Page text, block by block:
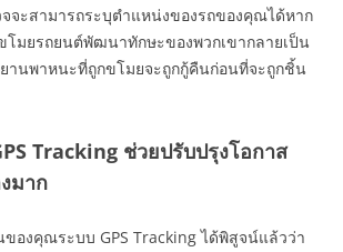
จะสามารถระบุตำแหน่งของรถของคุณได้หาก
มยรถยนต์พัฒนาทักษะของพวกเขากลายเป็น
านพาหนะที่ถูกขโมยจะถูกกู้คืนก่อนที่จะถูกชิ้น
Tracking ช่วยปรับปรุงโอกาส
มาก
องคุณระบบ GPS Tracking ได้พิสูจน์แล้วว่า